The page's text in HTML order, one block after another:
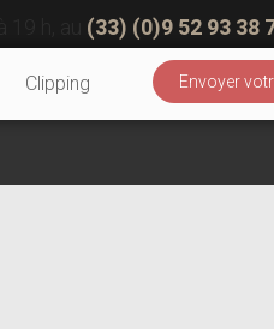
(33) (0)9 52 93 38
Clipping Envoyer